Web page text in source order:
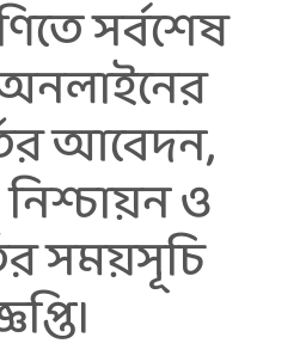
সর্বশেষ
অনলাইনের
আবেদন,
ও
সময়সূচি